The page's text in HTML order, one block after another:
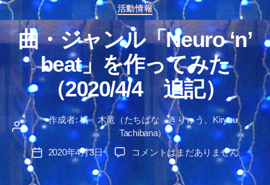
カ
テ
ゴ
リ
ー
活動情報
曲・ジャンル「Neuro ‘n’
beat」を作ってみた
（2020/4/4 追記）
投
稿
者
作成者:橘 木竜（たちばな きりゅう、Kiryuu
Tachibana）
投
日
2020年4月3日
曲・
コメントはまだありません